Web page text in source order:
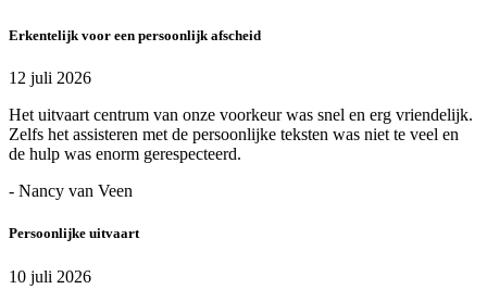
Erkentelijk voor een persoonlijk afscheid
12 juli 2026
Het uitvaart centrum van onze voorkeur was snel en erg vriendelijk.
Zelfs het assisteren met de persoonlijke teksten was niet te veel en
de hulp was enorm gerespecteerd.
- Nancy van Veen
Persoonlijke uitvaart
10 juli 2026